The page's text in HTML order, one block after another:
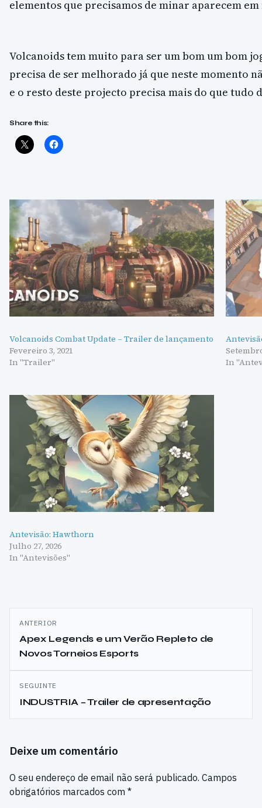
elementos que precisamos de minar aparecem
Volcanoids tem muito para ser um bom um bom
precisa de ser melhorado já que neste momento
e o resto deste projecto precisa mais do que tudo
Share this:
Volcanoids Combat Update – Trailer de lançamento
Fevereiro 3, 2021
In "Trailer"
In
Antevisão: Hawthorn
Julho 27, 2026
In "Antevisões"
Navegação
de
artigos
ANTERIOR
Apex Legends e um Verão Repleto de
Novos Torneios Esports
SEGUINTE
INDUSTRIA – Trailer de apresentação
Deixe um comentário
O seu endereço de email não será publicado. Campos
obrigatórios marcados com *